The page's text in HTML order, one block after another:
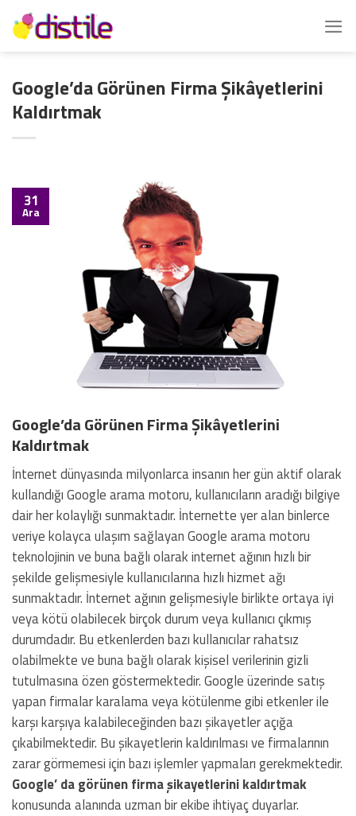
İçeriğe
atla
Google’da Görünen Firma Şikâyetlerini
Kaldırtmak
31
Ara
Google’da Görünen Firma Şikâyetlerini
Kaldırtmak
İnternet dünyasında milyonlarca insanın her gün aktif olarak
kullandığı Google arama motoru, kullanıcıların aradığı bilgiye
dair her kolaylığı sunmaktadır. İnternette yer alan binlerce
veriye kolayca ulaşım sağlayan Google arama motoru
teknolojinin ve buna bağlı olarak internet ağının hızlı bir
şekilde gelişmesiyle kullanıcılarına hızlı hizmet ağı
sunmaktadır. İnternet ağının gelişmesiyle birlikte ortaya iyi
veya kötü olabilecek birçok durum veya kullanıcı çıkmış
durumdadır. Bu etkenlerden bazı kullanıcılar rahatsız
olabilmekte ve buna bağlı olarak kişisel verilerinin gizli
tutulmasına özen göstermektedir. Google üzerinde satış
yapan firmalar karalama veya kötülenme gibi etkenler ile
karşı karşıya kalabileceğinden bazı şikayetler açığa
çıkabilmektedir. Bu şikayetlerin kaldırılması ve firmalarının
zarar görmemesi için bazı işlemler yapmaları gerekmektedir.
Google’ da görünen firma şikayetlerini kaldırtmak
konusunda alanında uzman bir ekibe ihtiyaç duyarlar.